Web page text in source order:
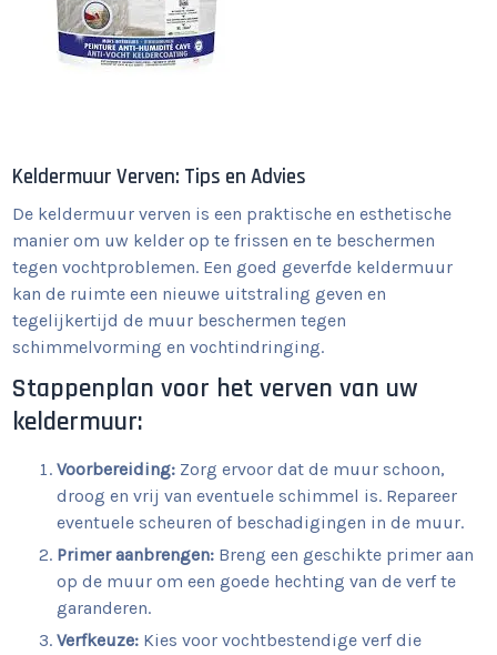
Keldermuur Verven: Tips en Advies
De keldermuur verven is een praktische en esthetische
manier om uw kelder op te frissen en te beschermen
tegen vochtproblemen. Een goed geverfde keldermuur
kan de ruimte een nieuwe uitstraling geven en
tegelijkertijd de muur beschermen tegen
schimmelvorming en vochtindringing.
Stappenplan voor het verven van uw
keldermuur:
Voorbereiding: Zorg ervoor dat de muur schoon,
droog en vrij van eventuele schimmel is. Repareer
eventuele scheuren of beschadigingen in de muur.
Primer aanbrengen: Breng een geschikte primer aan
op de muur om een goede hechting van de verf te
garanderen.
Verfkeuze: Kies voor vochtbestendige verf die